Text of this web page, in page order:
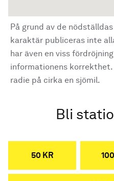
På grund av de
karaktär publiceras inte
har även en viss
informationens korrekthet.
radie på cirka en sjömil.
Bli
50 KR